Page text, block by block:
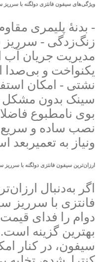
ویژگی‌های سیفون فانتزی دولگنه با سرریز
- بدنهٔ پلیمری
زنگ‌زدگی - سرریز
مدیریت جریان آب
یکنواخت و بی‌صدا
نشتی - امکان
سینک بدون مشکل
بوی نامطبوع
نصب ساده و سریع
ونیاز به تعمیربعد
ارزان‌ترین سیفون فانتزی دولگنه با سرریز
اگر به‌دنبال
فانتزی با سرریز
دوام را فدای قیمت
بهترین گزینه
سیفون، در کنار